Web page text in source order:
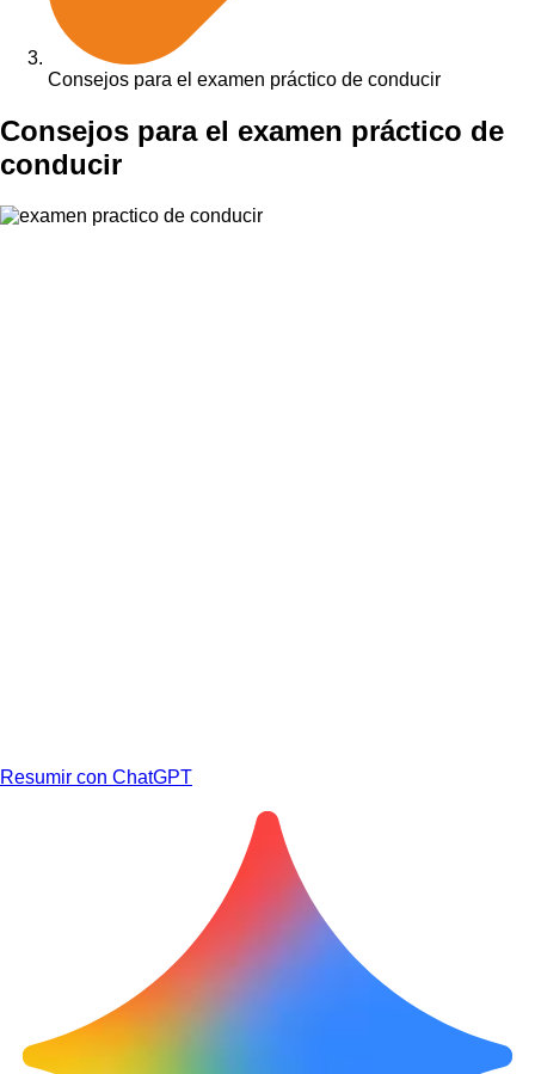
Consejos para el examen práctico de conducir
Consejos para el examen práctico de
conducir
Resumir con ChatGPT